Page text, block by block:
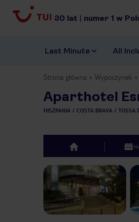
30 lat | numer 1 w
Last Minute All
Strona główna Wypoczynek
Aparthotel
HISZPANIA COSTA BRAVA TOSSA
top
Previous slide